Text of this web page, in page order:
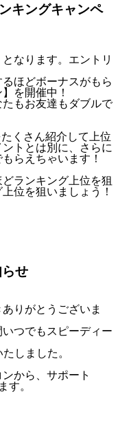
キングキャンペ
なります。エントリ
ほどボーナスがもら
を開催中！
もお友達もダブルで
くさん紹介して上位
トとは別に、さらに
らえちゃいます！
ランキング上位を狙
位を狙いましょう！
せ
りがとうございま
つでもスピーディー
しました。
から、サポート
す。